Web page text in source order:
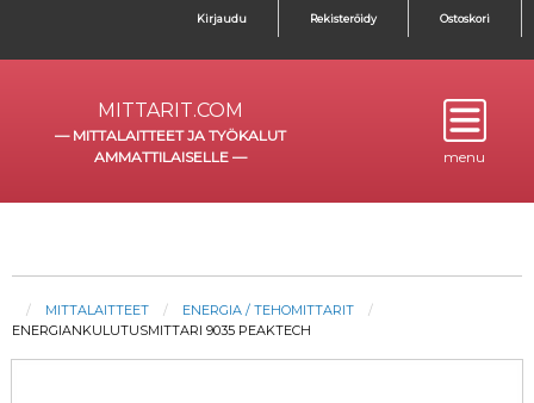
Kirjaudu Rekisteröidy Ostoskori
MITTARIT.COM
— MITTALAITTEET JA TYÖKALUT
AMMATTILAISELLE — menu
MITTALAITTEET
ENERGIA / TEHOMITTARIT
ENERGIANKULUTUSMITTARI 9035 PEAKTECH